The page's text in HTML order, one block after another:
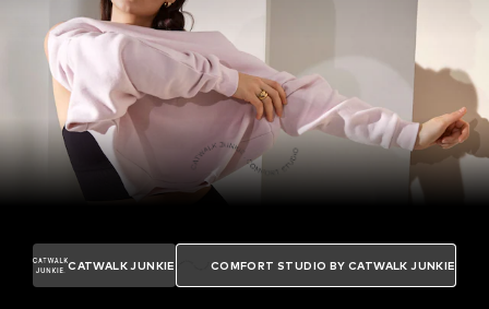
CATWALK JUNKIE COMFORT STUDIO BY CATWALK JUNKIE